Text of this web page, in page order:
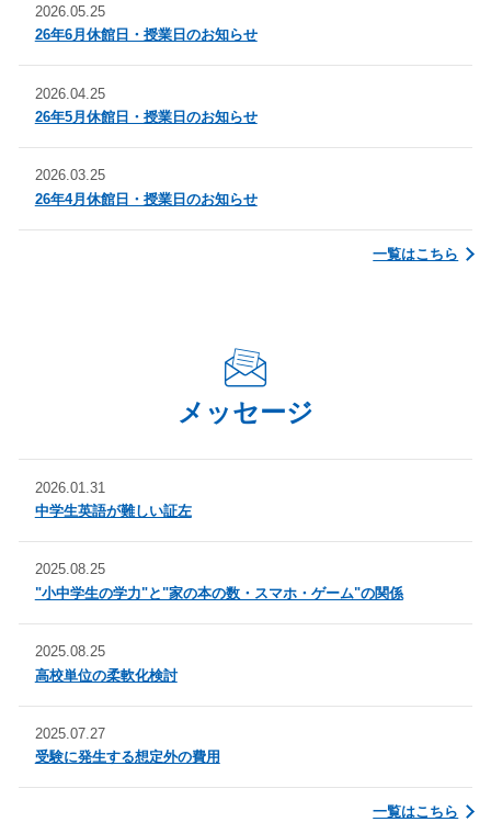
2026.05.25
26年6月休館日・授業日のお知らせ
2026.04.25
26年5月休館日・授業日のお知らせ
2026.03.25
26年4月休館日・授業日のお知らせ
一覧はこちら
メッセージ
2026.01.31
中学生英語が難しい証左
2025.08.25
"小中学生の学力"と"家の本の数・スマホ・ゲーム"の関係
2025.08.25
高校単位の柔軟化検討
2025.07.27
受験に発生する想定外の費用
一覧はこちら